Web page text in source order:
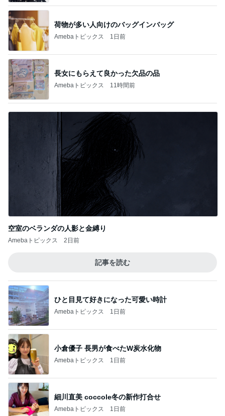
荷物が多い人向けのバッグインバッグ
Amebaトピックス 1日前
長女にもらえて良かった欠品の品
Amebaトピックス 11時間前
空室のベランダの人影と金縛り
Amebaトピックス 2日前
記事を読む
ひと目見て好きになった可愛い時計
Amebaトピックス 1日前
小倉優子 長男が食べたW炭水化物
Amebaトピックス 1日前
細川直美 coccole冬の新作打合せ
Amebaトピックス 1日前